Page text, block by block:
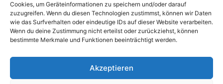
Cookies, um Geräteinformationen zu speichern und/oder darauf
zuzugreifen. Wenn du diesen Technologien zustimmst, können wir Daten
wie das Surfverhalten oder eindeutige IDs auf dieser Website verarbeiten.
Wenn du deine Zustimmung nicht erteilst oder zurückziehst, können
bestimmte Merkmale und Funktionen beeinträchtigt werden.
Akzeptieren